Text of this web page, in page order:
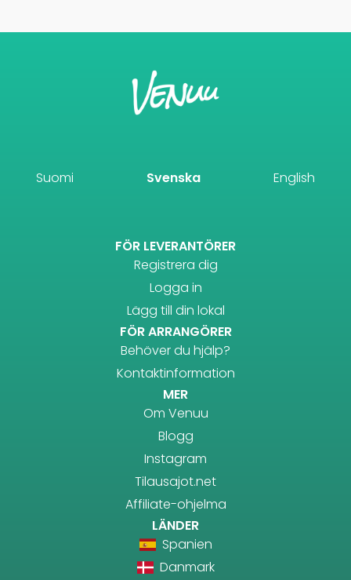
Suomi Svenska English
FÖR LEVERANTÖRER
Registrera dig
Logga in
Lägg till din lokal
FÖR ARRANGÖRER
Behöver du hjälp?
Kontaktinformation
MER
Om Venuu
Blogg
Instagram
Tilausajot.net
Affiliate-ohjelma
LÄNDER
Spanien
Danmark